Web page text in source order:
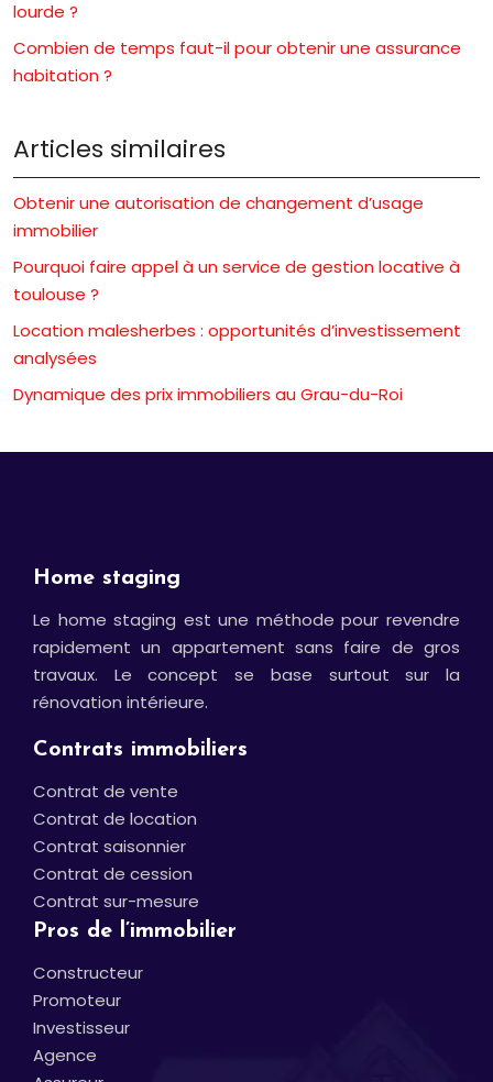
lourde ?
Combien de temps faut-il pour obtenir une assurance
habitation ?
Articles similaires
Obtenir une autorisation de changement d’usage
immobilier
Pourquoi faire appel à un service de gestion locative à
toulouse ?
Location malesherbes : opportunités d’investissement
analysées
Dynamique des prix immobiliers au Grau-du-Roi
Home staging
Le home staging est une méthode pour revendre
rapidement un appartement sans faire de gros
travaux. Le concept se base surtout sur la
rénovation intérieure.
Contrats immobiliers
Contrat de vente
Contrat de location
Contrat saisonnier
Contrat de cession
Contrat sur-mesure
Pros de l’immobilier
Constructeur
Promoteur
Investisseur
Agence